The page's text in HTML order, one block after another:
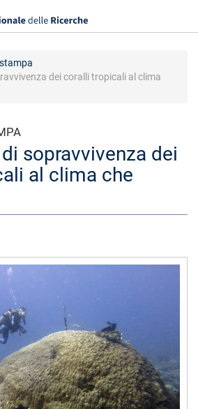
dei coralli tropicali al clima
sopravvivenza dei
al clima che